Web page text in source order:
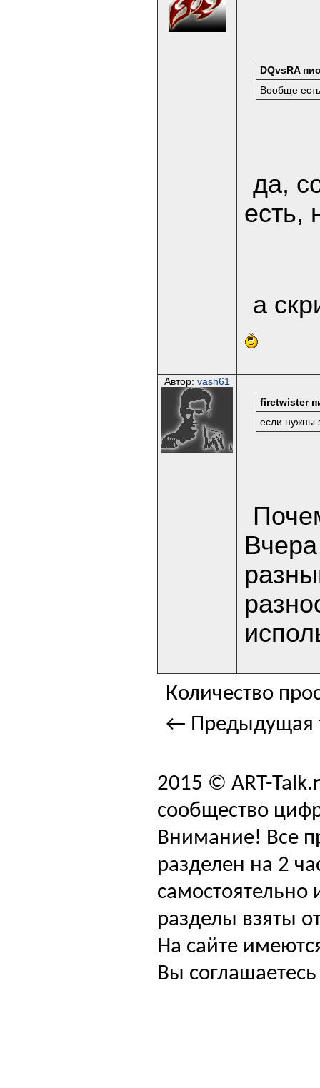
DQvsRA
Вообще
да,
есть,
а
Автор: vash61
firetwister
если нужны
Количество
← Предыдущая
2015 © ART-
сообщество
Внимание! Все
разделен на 2
самостоятельно
разделы взяты
На сайте
Вы